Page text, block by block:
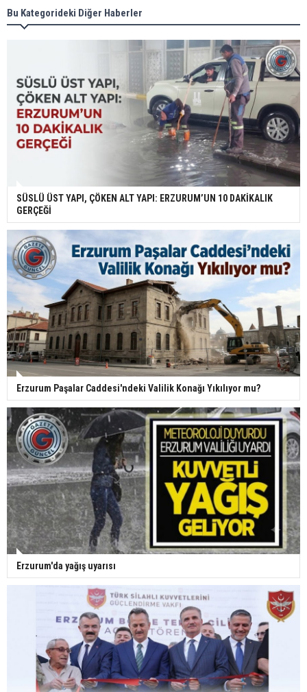
Bu Kategorideki Diğer Haberler
SÜSLÜ ÜST YAPI, ÇÖKEN ALT YAPI: ERZURUM’UN 10 DAKİKALIK
GERÇEĞİ
Erzurum Paşalar Caddesi'ndeki Valilik Konağı Yıkılıyor mu?
Erzurum'da yağış uyarısı